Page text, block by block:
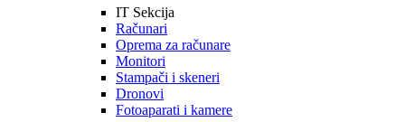
IT Sekcija
Računari
Oprema za računare
Monitori
Stampači i skeneri
Dronovi
Fotoaparati i kamere